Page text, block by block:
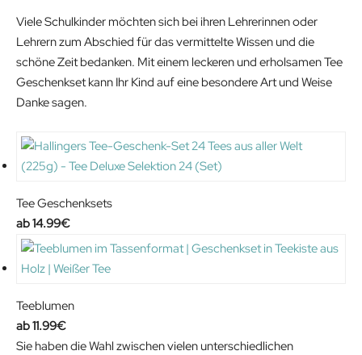
Viele Schulkinder möchten sich bei ihren Lehrerinnen oder
Lehrern zum Abschied für das vermittelte Wissen und die
schöne Zeit bedanken. Mit einem leckeren und erholsamen Tee
Geschenkset kann Ihr Kind auf eine besondere Art und Weise
Danke sagen.
Tee Geschenksets
14.99€
Teeblumen
11.99€
Sie haben die Wahl zwischen vielen unterschiedlichen